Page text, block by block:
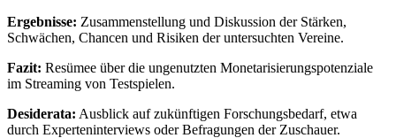
Ergebnisse: Zusammenstellung und Diskussion der Stärken,
Schwächen, Chancen und Risiken der untersuchten Vereine.
Fazit: Resümee über die ungenutzten Monetarisierungspotenziale
im Streaming von Testspielen.
Desiderata: Ausblick auf zukünftigen Forschungsbedarf, etwa
durch Experteninterviews oder Befragungen der Zuschauer.